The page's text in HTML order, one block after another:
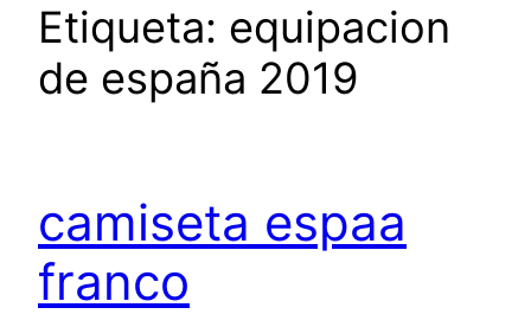
Etiqueta: equipacion
de españa 2019
camiseta espaa
franco